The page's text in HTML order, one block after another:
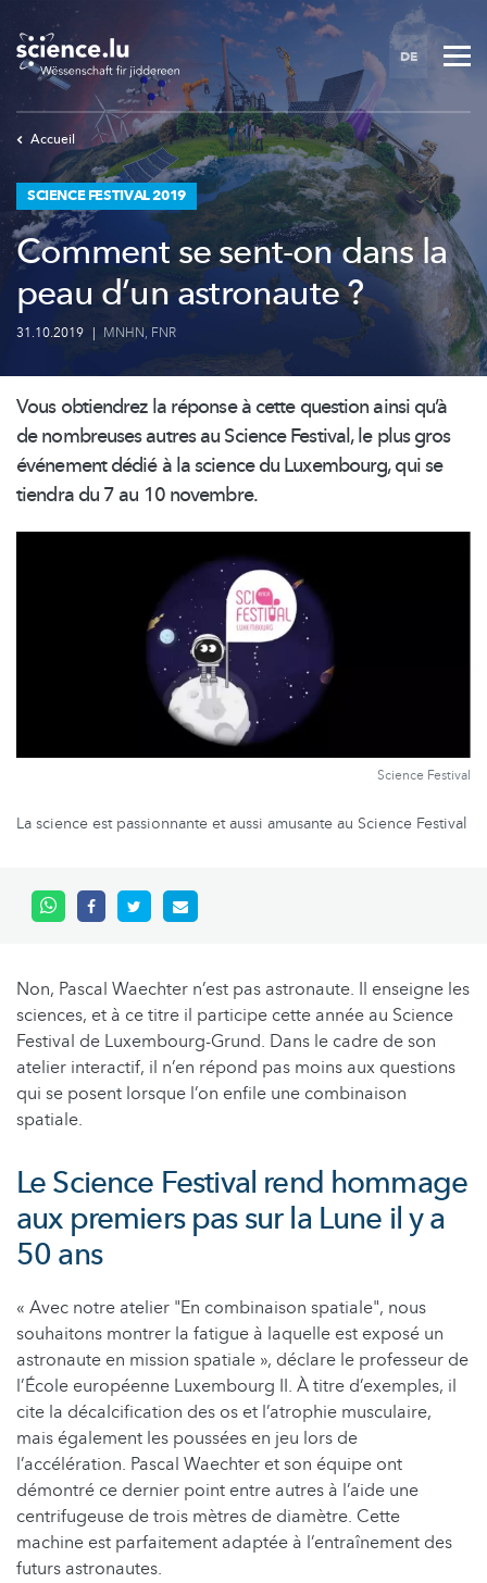
to
main
content
DE
Accueil
SCIENCE FESTIVAL 2019
Comment se sent-on dans la
peau d’un astronaute ?
31.10.2019 | MNHN, FNR
Vous obtiendrez la réponse à cette question ainsi qu’à
de nombreuses autres au Science Festival, le plus gros
événement dédié à la science du Luxembourg, qui se
tiendra du 7 au 10 novembre.
Science Festival
La science est passionnante et aussi amusante au Science Festival
Non, Pascal Waechter n’est pas astronaute. Il enseigne les
sciences, et à ce titre il participe cette année au Science
Festival de Luxembourg-Grund. Dans le cadre de son
atelier interactif, il n’en répond pas moins aux questions
qui se posent lorsque l’on enfile une combinaison
spatiale.
Le Science Festival rend hommage
aux premiers pas sur la Lune il y a
50 ans
« Avec notre atelier "En combinaison spatiale", nous
souhaitons montrer la fatigue à laquelle est exposé un
astronaute en mission spatiale », déclare le professeur de
l’École européenne Luxembourg II. À titre d’exemples, il
cite la décalcification des os et l’atrophie musculaire,
mais également les poussées en jeu lors de
l’accélération. Pascal Waechter et son équipe ont
démontré ce dernier point entre autres à l’aide une
centrifugeuse de trois mètres de diamètre. Cette
machine est parfaitement adaptée à l’entraînement des
futurs astronautes.